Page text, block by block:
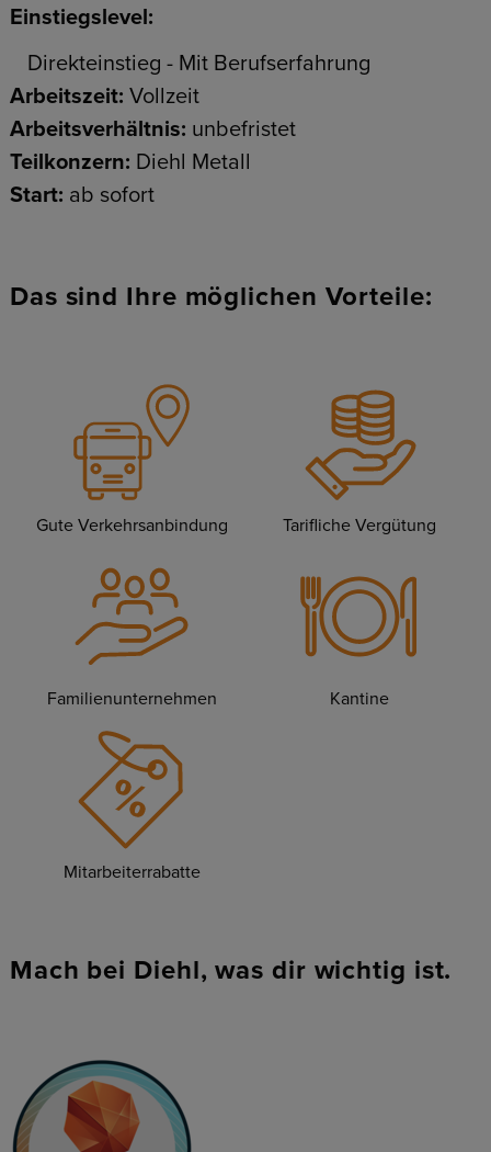
Einstiegslevel:
Direkteinstieg - Mit Berufserfahrung
Arbeitszeit: Vollzeit
Arbeitsverhältnis: unbefristet
Teilkonzern: Diehl Metall
Start: ab sofort
Das sind Ihre möglichen Vorteile:
Gute Verkehrsanbindung Tarifliche Vergütung
Familienunternehmen Kantine
Mitarbeiterrabatte
Mach bei Diehl, was dir wichtig ist.